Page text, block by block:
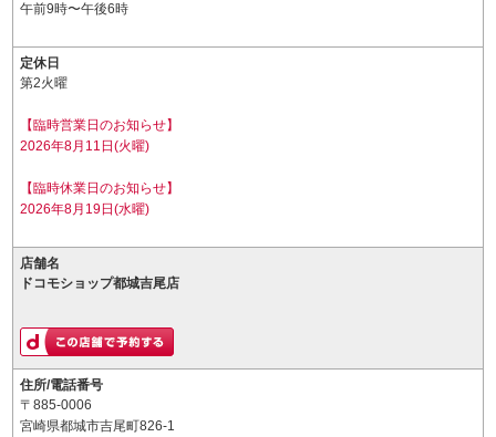
午前9時〜午後6時
定休日
第2火曜
【臨時営業日のお知らせ】
2026年8月11日(火曜)
【臨時休業日のお知らせ】
2026年8月19日(水曜)
店舗名
ドコモショップ都城吉尾店
住所/電話番号
〒885-0006
宮崎県都城市吉尾町826-1